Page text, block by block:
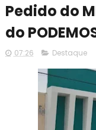
Pedido do
do
07:26 Destaque